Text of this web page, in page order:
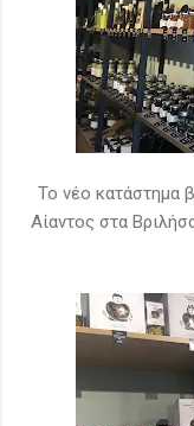
Το νέο κατάστημα
Αίαντος στα